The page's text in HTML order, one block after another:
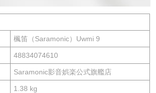
楓笛（Saramonic）Uwmi 9
48834074610
Saramonic影音娯楽公式旗艦店
1.38 kg